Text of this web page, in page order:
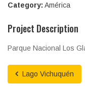
Category: América
Project Description
Parque Nacional Los
Lago Vichuquén